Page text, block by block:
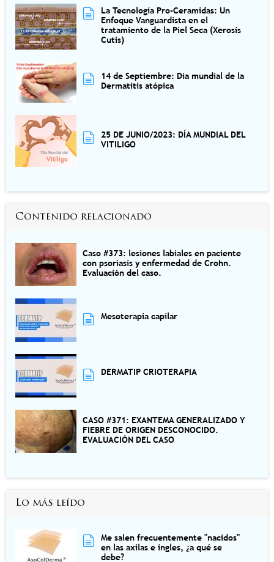
La Tecnología Pro-Ceramidas: Un
Enfoque Vanguardista en el
tratamiento de la Piel Seca (Xerosis
Cutis)
14 de Septiembre: Día mundial de la
Dermatitis atópica
25 DE JUNIO/2023: DÍA MUNDIAL DEL
VITILIGO
Contenido relacionado
Caso #373: lesiones labiales en paciente
con psoriasis y enfermedad de Crohn.
Evaluación del caso.
Mesoterapia capilar
DERMATIP CRIOTERAPIA
CASO #371: EXANTEMA GENERALIZADO Y
FIEBRE DE ORIGEN DESCONOCIDO.
EVALUACIÓN DEL CASO
Lo más leído
Me salen frecuentemente "nacidos"
en las axilas e ingles, ¿a qué se
debe?